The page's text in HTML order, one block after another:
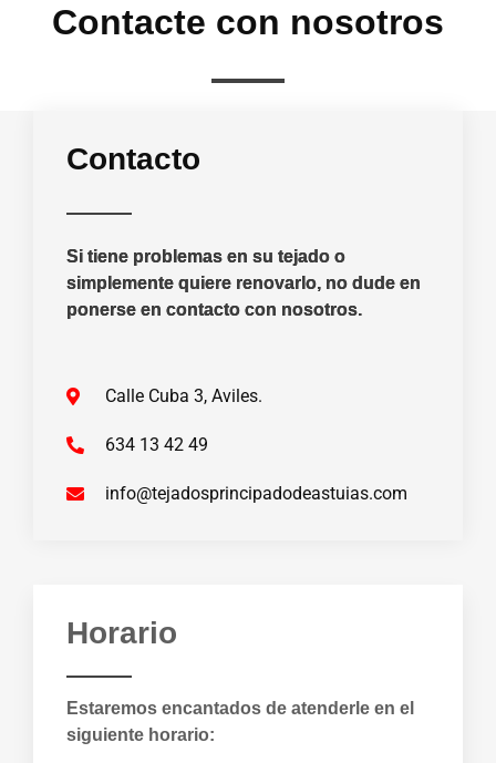
Contacte con nosotros
Contacto
Si tiene problemas en su tejado o
simplemente quiere renovarlo, no dude en
ponerse en contacto con nosotros.
Calle Cuba 3, Aviles.
634 13 42 49
info@tejadosprincipadodeastuias.com
Horario
Estaremos encantados de atenderle en el
siguiente horario: